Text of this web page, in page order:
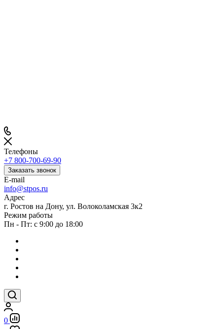
Телефоны
+7 800-700-69-90
Заказать звонок
E-mail
info@stpos.ru
Адрес
г. Ростов на Дону, ул. Волоколамская 3к2
Режим работы
Пн - Пт: с 9:00 до 18:00
0